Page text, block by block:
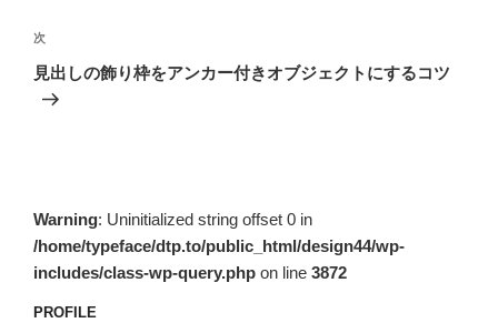
ゲ
ー
シ
次
の
次
見出しの飾り枠をアンカー付きオブジェクトにするコツ
Warning: Uninitialized string offset 0 in
/home/typeface/dtp.to/public_html/design44/wp-
includes/class-wp-query.php on line 3872
PROFILE